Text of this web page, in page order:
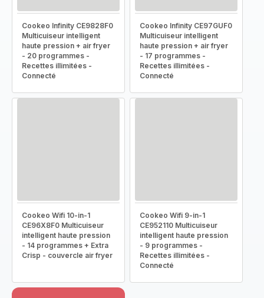
Cookeo Infinity CE9828F0
Multicuiseur intelligent
haute pression + air fryer
- 20 programmes -
Recettes illimitées -
Connecté
Cookeo Infinity CE97GUF0
Multicuiseur intelligent
haute pression + air fryer
- 17 programmes -
Recettes illimitées -
Connecté
Cookeo Wifi 10-in-1
CE96X8F0 Multicuiseur
intelligent haute pression
- 14 programmes + Extra
Crisp - couvercle air fryer
Cookeo Wifi 9-in-1
CE952110 Multicuiseur
intelligent haute pression
- 9 programmes -
Recettes illimitées -
Connecté